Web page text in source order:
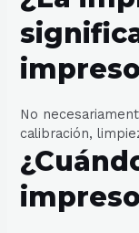
No
calibración,